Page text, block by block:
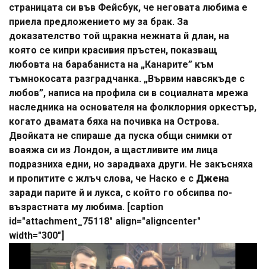
страницата си във Фейсбук, че неговата любима е
приела предложението му за брак. За
доказателство той щракна нежната й длан, на
която се кипри красивия пръстен, показващ
любовта на барабаниста на „Канарите” към
тъмнокосата разградчанка. „Вървим навсякъде с
любов”, написа на профила си в социалната мрежа
наследника на основателя на фолклорния оркестър,
когато двамата бяха на почивка на Острова.
Двойката не спираше да пуска общи снимки от
воаяжа си из Лондон, а щастливите им лица
подразниха едни, но зарадваха други. Не закъсняха
и пропитите с жлъч слова, че Наско е с Джена
заради парите й и лукса, с който го обсипва по-
възрастната му любима. [caption
id="attachment_75118" align="aligncenter"
width="300"]